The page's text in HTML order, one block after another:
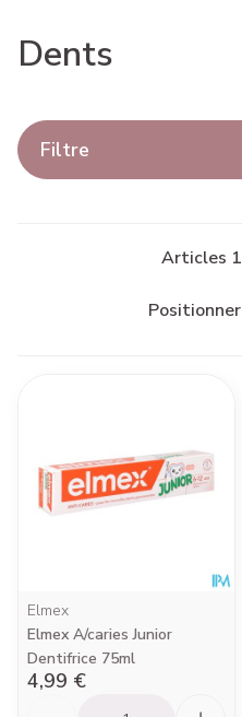
Dents
Filtre
Articles 1
Trier par:
Elmex
Elmex A/caries Junior
Dentifrice 75ml
4,99 €